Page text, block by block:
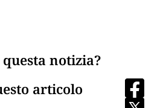
notizia?
articolo